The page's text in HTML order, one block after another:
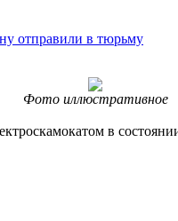
отправили в тюрьму
Фото иллюстративное
в